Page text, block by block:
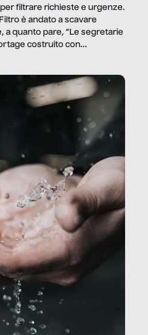
filtrare richieste e urgenze.
è andato a scavare
a quanto pare, “Le segretarie
costruito con